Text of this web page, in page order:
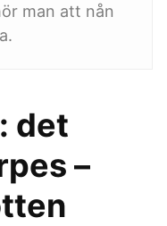
man att nån
det
–